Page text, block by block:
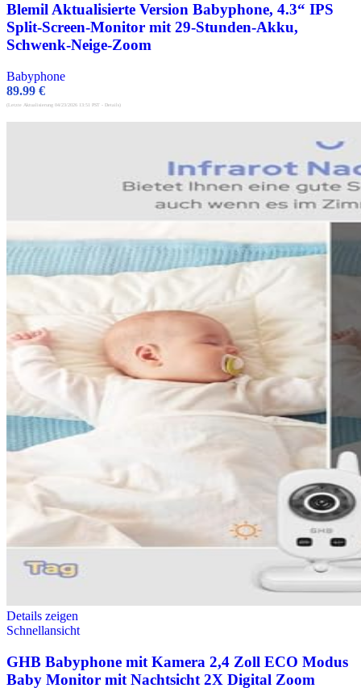
Blemil Aktualisierte Version Babyphone, 4.3“ IPS
Split-Screen-Monitor mit 29-Stunden-Akku,
Schwenk-Neige-Zoom
Babyphone
89.99 €
(Letzte Aktualisierung 04/23/2026 13:51 PST - Details)
Details zeigen
Schnellansicht
GHB Babyphone mit Kamera 2,4 Zoll ECO Modus
Baby Monitor mit Nachtsicht 2X Digital Zoom